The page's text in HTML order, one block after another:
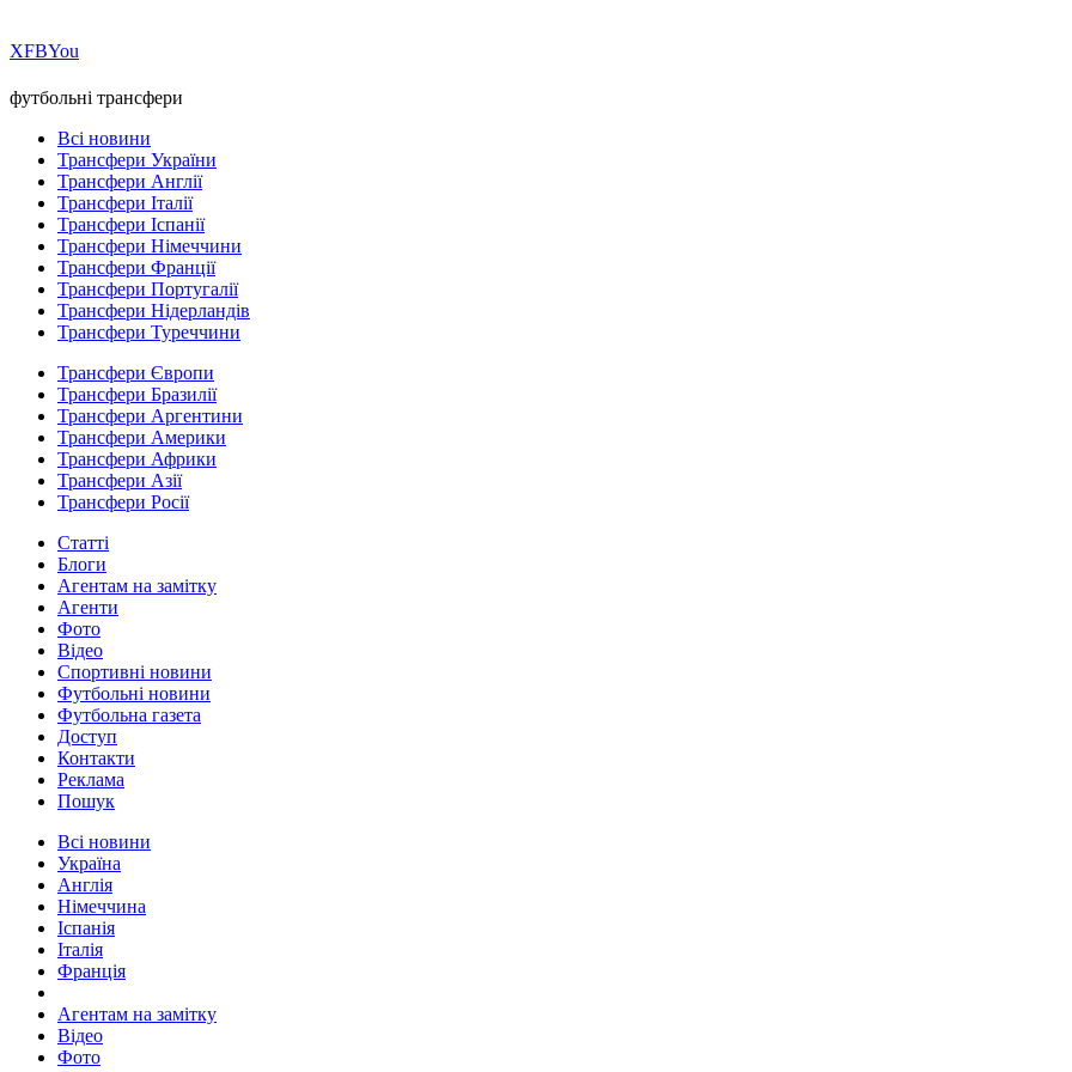
ХFBYou
футбольні трансфери
Всі новини
Трансфери України
Трансфери Англії
Трансфери Італії
Трансфери Іспанії
Трансфери Німеччини
Трансфери Франції
Трансфери Португалії
Трансфери Нідерландів
Трансфери Туреччини
Трансфери Європи
Трансфери Бразилії
Трансфери Аргентини
Трансфери Америки
Трансфери Африки
Трансфери Азії
Трансфери Росії
Статті
Блоги
Агентам на замітку
Агенти
Фото
Відео
Спортивні новини
Футбольні новини
Футбольна газета
Доступ
Контакти
Реклама
Пошук
Всі новини
Україна
Англія
Німеччина
Іспанія
Італія
Франція
Агентам на замітку
Відео
Фото